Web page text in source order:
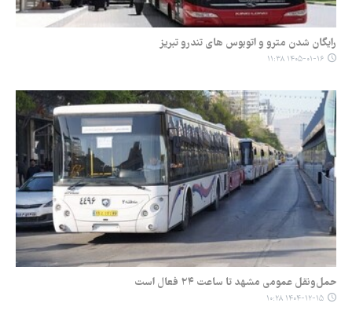
رایگان شدن مترو و اتوبوس های تندرو تبریز
۱۴۰۵-۰۱-۱۶ ۱۱:۳۸
حمل‌ونقل عمومی مشهد تا ساعت ۲۴ فعال است
۱۴۰۴-۱۲-۱۵ ۱۰:۲۸